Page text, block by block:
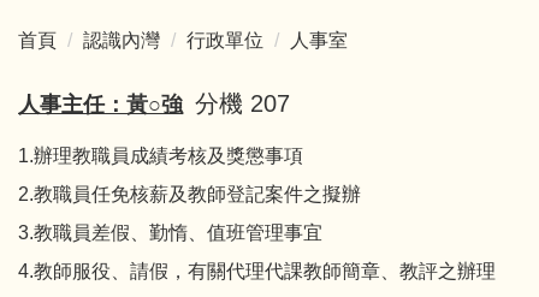
首頁 認識內灣 行政單位 人事室
人事主任：黃○強 分機 207
1.辦理教職員成績考核及獎懲事項
2.教職員任免核薪及教師登記案件之擬辦
3.教職員差假、勤惰、值班管理事宜
4.教師服役、請假，有關代理代課教師簡章、教評之辦理